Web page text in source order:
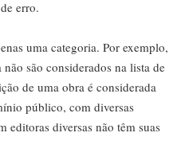
erro.
uma categoria. Por exemplo,
são considerados na lista de
de uma obra é considerada
público, com diversas
editoras diversas não têm suas